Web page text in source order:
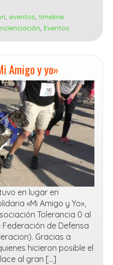
eventos timeline
Eventos
Amigo y yo»
en lugar en
«Mi Amigo y Yo»,
Tolerancia 0 al
de Defensa
Gracias a
hicieron posible el
al gran […]